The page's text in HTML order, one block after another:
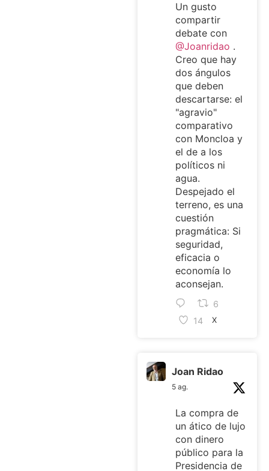
Un gusto
compartir
debate con
@Joanridao .
Creo que hay
dos ángulos
que deben
descartarse: el
"agravio"
comparativo
con Moncloa y
el de a los
políticos ni
agua.
Despejado el
terreno, es una
cuestión
pragmática: Si
seguridad,
eficacia o
economía lo
aconsejan.
6
14
X
Joan Ridao
5 ag.
La compra de
un ático de lujo
con dinero
público para la
Presidencia de